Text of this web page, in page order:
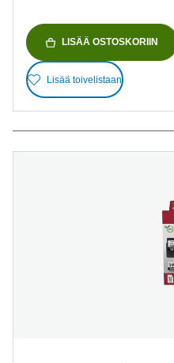
LISÄÄ OSTOSKORIIN
Lisää toivelistaan